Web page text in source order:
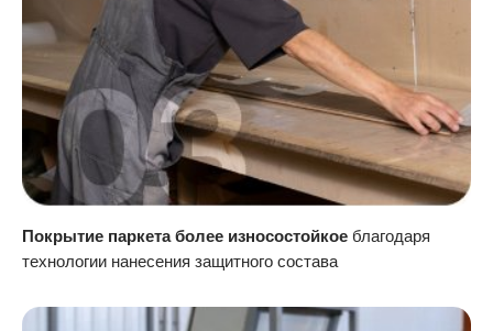
Покрытие паркета более износостойкое благодаря
технологии нанесения защитного состава